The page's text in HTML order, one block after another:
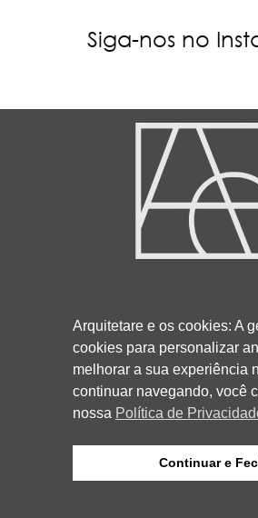
Siga-nos no
413013-5521
RUA ROCKFELLER, 736 -
CURITIBA/PR
80230-130
Arquitetare e os cookies: A
cookies para personalizar
melhorar a sua experiência
continuar navegando, você
nossa Política de
Continuar e